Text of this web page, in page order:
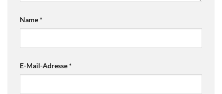
Name*
E-Mail-Adresse*